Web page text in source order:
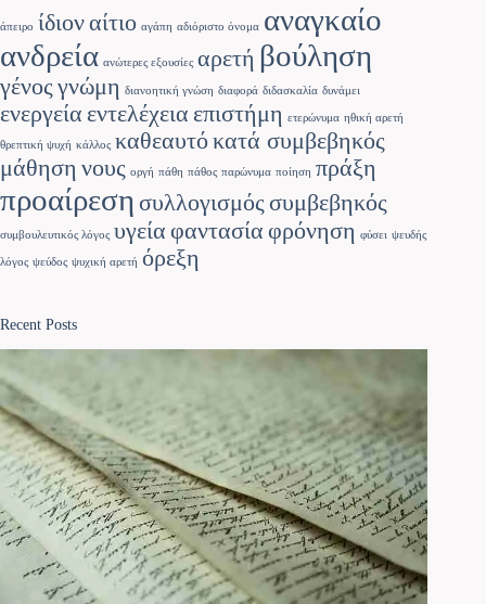
άπειρο ίδιοναίτιο αγάπη αδιόριστο όνομα αναγκαίο
ανδρεία ανώτερες εξουσίες αρετή βούληση
γένος γνώμη διανοητική γνώση διαφορά διδασκαλία δυνάμει
ενεργεία εντελέχεια επιστήμη ετερώνυμα ηθική αρετή
θρεπτική ψυχή κάλλος καθεαυτόκατά συμβεβηκός
μάθηση νους οργή πάθη πάθος παρώνυμα ποίηση πράξη
προαίρεση συλλογισμός συμβεβηκός
συμβουλευτικός λόγος υγεία φαντασία φρόνηση φύσει ψευδής
λόγος ψεύδος ψυχική αρετή όρεξη
Recent Posts